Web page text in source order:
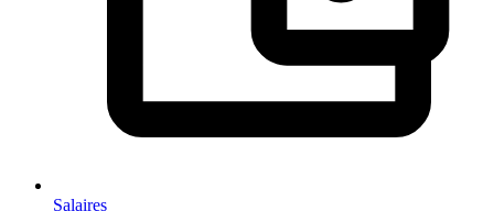
Salaires